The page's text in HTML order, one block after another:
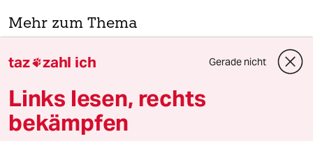
Mehr zum Thema
taz zahl ich Gerade nicht
Links lesen, rechts
bekämpfen